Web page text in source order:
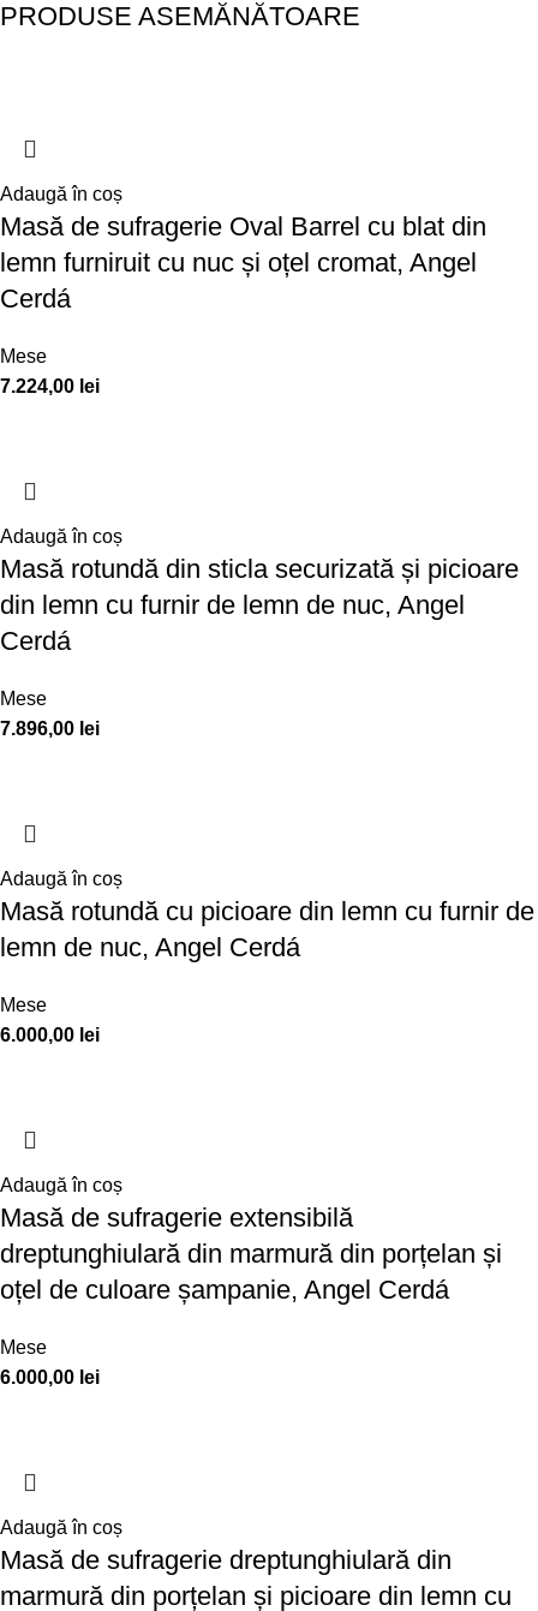
PRODUSE ASEMĂNĂTOARE
Adaugă în coș
Masă de sufragerie Oval Barrel cu blat din
lemn furniruit cu nuc și oțel cromat, Angel
Cerdá
Mese
7.224,00 lei
Adaugă în coș
Masă rotundă din sticla securizată și picioare
din lemn cu furnir de lemn de nuc, Angel
Cerdá
Mese
7.896,00 lei
Adaugă în coș
Masă rotundă cu picioare din lemn cu furnir de
lemn de nuc, Angel Cerdá
Mese
6.000,00 lei
Adaugă în coș
Masă de sufragerie extensibilă
dreptunghiulară din marmură din porțelan și
oțel de culoare șampanie, Angel Cerdá
Mese
6.000,00 lei
Adaugă în coș
Masă de sufragerie dreptunghiulară din
marmură din porțelan și picioare din lemn cu